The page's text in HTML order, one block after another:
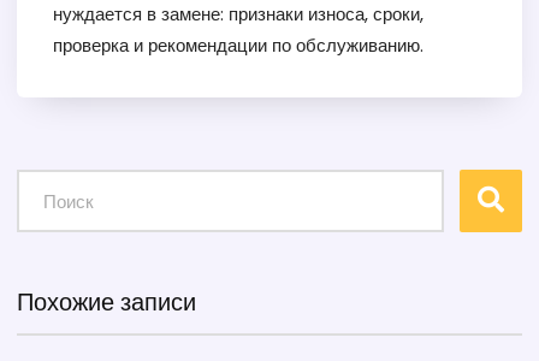
нуждается в замене: признаки износа, сроки,
проверка и рекомендации по обслуживанию.
Похожие записи